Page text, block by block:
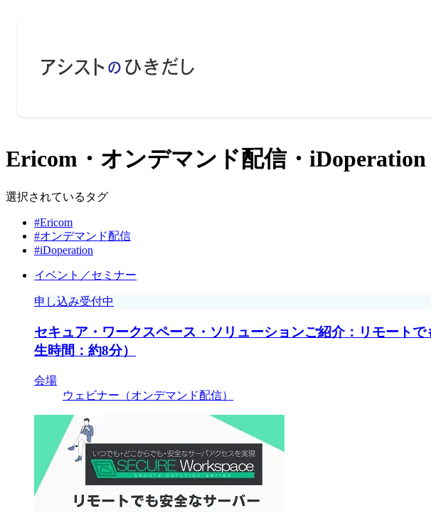
Ericom・オンデマンド配信・
選択されているタグ
#Ericom
#オンデマンド配信
#iDoperation
イベント／セミナー
申し込み受付中
セキュア・ワークスペース・ソリューションご紹介：リモート
生時間：約8分）
会場
ウェビナー（オンデマンド配信）